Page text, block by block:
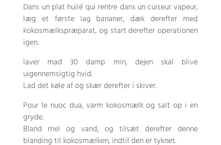
Dans un plat huilé qui rentre dans un cuiseur vapeur,
læg et første lag bananer, dæk derefter med
kokosmælkspræparat, og start derefter operationen
igen.
laver mad 30 damp min, dejen skal blive
uigennemsigtig hvid.
Lad det køle af og skær derefter i skiver.
Pour le nuoc dua, varm kokosmælk og salt op i en
gryde.
Bland mel og vand, og tilsæt derefter denne
blanding til kokosmælken, indtil den er tyknet.